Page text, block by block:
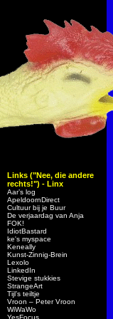
Links ("Nee, die andere
rechts!") - Linx
Aar’s log
ApeldoornDirect
Cultuur bij je Buur
De verjaardag van Anja
FOK!
IdiotBastard
ke's myspace
Keneally
Kunst-Zinnig-Brein
Lexolo
LinkedIn
Stevige stukkies
StrangeArt
Tijl’s teiltje
Vroon – Peter Vroon
WiWaWo
YesFocus